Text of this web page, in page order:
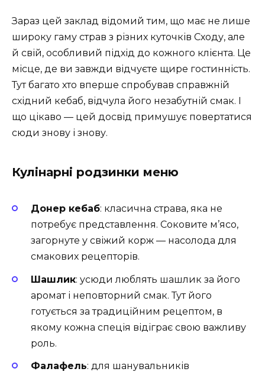
Зараз цей заклад відомий тим, що має не лише
широку гаму страв з різних куточків Сходу, але
й свій, особливий підхід до кожного клієнта. Це
місце, де ви завжди відчуєте щире гостинність.
Тут багато хто вперше спробував справжній
східний кебаб, відчула його незабутній смак. І
що цікаво — цей досвід примушує повертатися
сюди знову і знову.
Кулінарні родзинки меню
Донер кебаб: класична страва, яка не
потребує представлення. Соковите м’ясо,
загорнуте у свіжий корж — насолода для
смакових рецепторів.
Шашлик: усюди люблять шашлик за його
аромат і неповторний смак. Тут його
готується за традиційним рецептом, в
якому кожна спеція відіграє свою важливу
роль.
Фалафель: для шанувальників